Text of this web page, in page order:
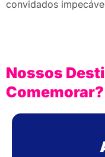
convidados
Nossos
Comemorar?